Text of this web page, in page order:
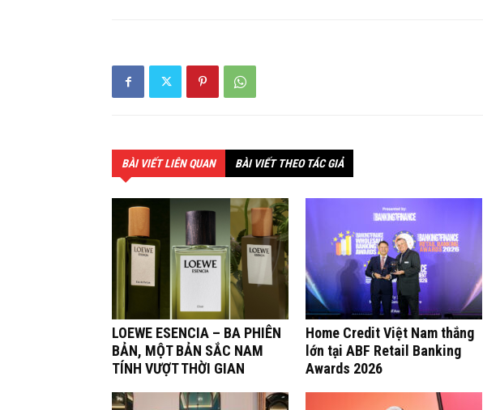
BÀI VIẾT LIÊN QUAN BÀI VIẾT THEO TÁC GIẢ
LOEWE ESENCIA – BA PHIÊN
BẢN, MỘT BẢN SẮC NAM
TÍNH VƯỢT THỜI GIAN
Home Credit Việt Nam thắng
lớn tại ABF Retail Banking
Awards 2026